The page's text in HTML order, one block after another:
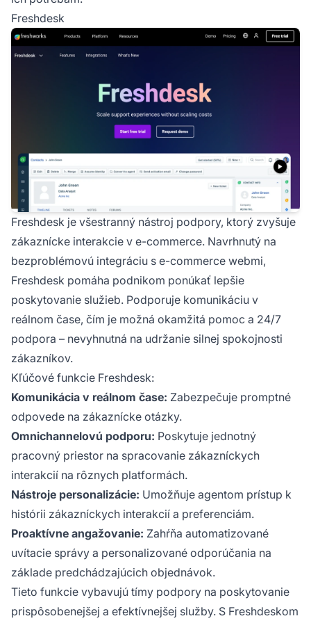
Freshdesk
Freshdesk je všestranný nástroj podpory, ktorý zvyšuje
zákaznícke interakcie v e-commerce. Navrhnutý na
bezproblémovú integráciu s e-commerce webmi,
Freshdesk pomáha podnikom ponúkať lepšie
poskytovanie služieb. Podporuje komunikáciu v
reálnom čase, čím je možná okamžitá pomoc a 24/7
podpora – nevyhnutná na udržanie silnej spokojnosti
zákazníkov.
Kľúčové funkcie Freshdesk:
Komunikácia v reálnom čase: Zabezpečuje promptné
odpovede na zákaznícke otázky.
Omnichannelovú podporu: Poskytuje jednotný
pracovný priestor na spracovanie zákazníckych
interakcií na rôznych platformách.
Nástroje personalizácie: Umožňuje agentom prístup k
histórii zákazníckych interakcií a preferenciám.
Proaktívne angažovanie: Zahŕňa automatizované
uvítacie správy a personalizované odporúčania na
základe predchádzajúcich objednávok.
Tieto funkcie vybavujú tímy podpory na poskytovanie
prispôsobenejšej a efektívnejšej služby. S Freshdeskom